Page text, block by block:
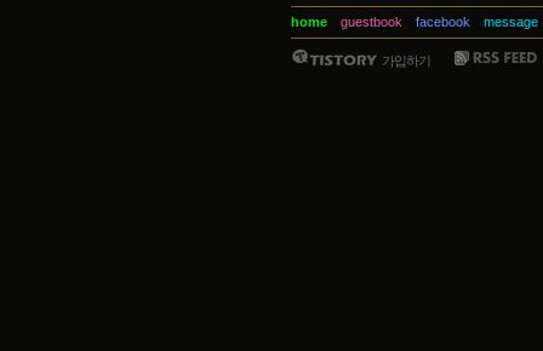
home guestbook facebook message
가입하기